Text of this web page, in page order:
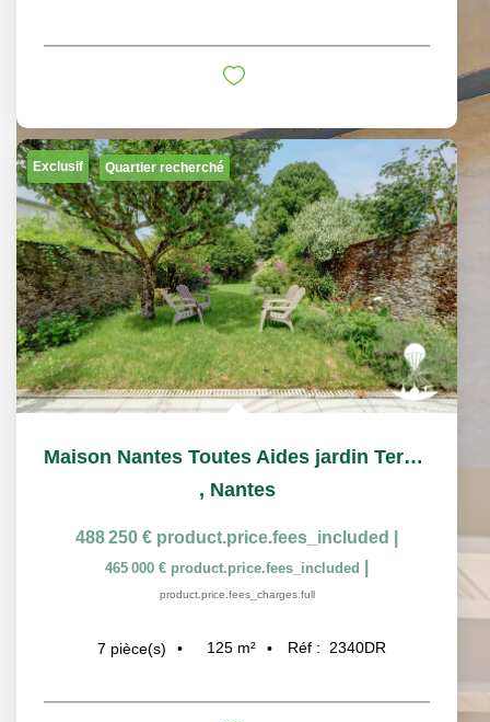
Exclusif Quartier recherché
Maison Nantes Toutes Aides jardin Terrasse et garage
, Nantes
488 250 € product.price.fees_included
465 000 € product.price.fees_included
product.price.fees_charges.full
7 pièce(s) 125 m² Réf : 2340DR